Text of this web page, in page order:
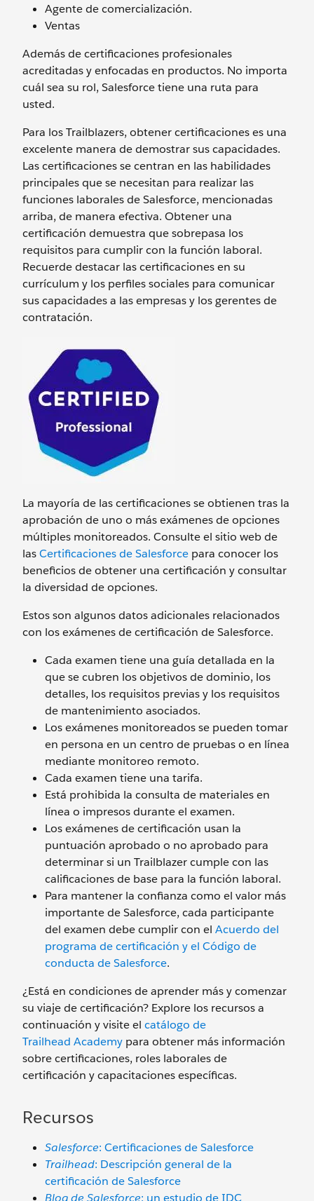
Agente de comercialización.
Ventas
Además de certificaciones profesionales
acreditadas y enfocadas en productos. No importa
cuál sea su rol, Salesforce tiene una ruta para
usted.
Para los Trailblazers, obtener certificaciones es una
excelente manera de demostrar sus capacidades.
Las certificaciones se centran en las habilidades
principales que se necesitan para realizar las
funciones laborales de Salesforce, mencionadas
arriba, de manera efectiva. Obtener una
certificación demuestra que sobrepasa los
requisitos para cumplir con la función laboral.
Recuerde destacar las certificaciones en su
currículum y los perfiles sociales para comunicar
sus capacidades a las empresas y los gerentes de
contratación.
La mayoría de las certificaciones se obtienen tras la
aprobación de uno o más exámenes de opciones
múltiples monitoreados. Consulte el sitio web de
lasCertificaciones de Salesforce para conocer los
beneficios de obtener una certificación y consultar
la diversidad de opciones.
Estos son algunos datos adicionales relacionados
con los exámenes de certificación de Salesforce.
Cada examen tiene una guía detallada en la
que se cubren los objetivos de dominio, los
detalles, los requisitos previas y los requisitos
de mantenimiento asociados.
Los exámenes monitoreados se pueden tomar
en persona en un centro de pruebas o en línea
mediante monitoreo remoto.
Cada examen tiene una tarifa.
Está prohibida la consulta de materiales en
línea o impresos durante el examen.
Los exámenes de certificación usan la
puntuación aprobado o no aprobado para
determinar si un Trailblazer cumple con las
calificaciones de base para la función laboral.
Para mantener la confianza como el valor más
importante de Salesforce, cada participante
del examen debe cumplir con el Acuerdo del
programa de certificación y el Código de
conducta de Salesforce.
¿Está en condiciones de aprender más y comenzar
su viaje de certificación? Explore los recursos a
continuación y visite el catálogo de
Trailhead Academy para obtener más información
sobre certificaciones, roles laborales de
certificación y capacitaciones específicas.
Recursos
Salesforce: Certificaciones de Salesforce
Trailhead: Descripción general de la
certificación de Salesforce
Blog de Salesforce: un estudio de IDC